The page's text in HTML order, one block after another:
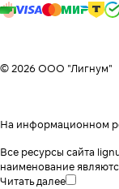
© 2026 ООО "Лигнум"
На информационном
Все ресурсы сайта
наименование
Читать далее